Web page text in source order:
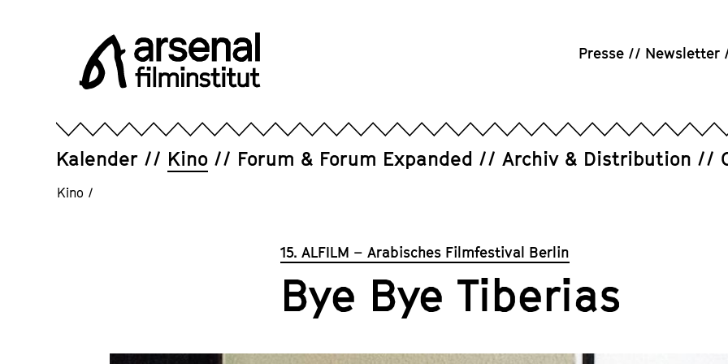
Filminstitut
Presse Newsletter
Kalender Kino Forum & Forum Expanded Archiv & Distribution
Kino /
15. ALFILM – Arabisches Filmfestival Berlin
Bye Bye Tiberias